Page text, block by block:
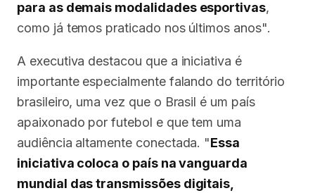
para as demais modalidades esportivas,
como já temos praticado nos últimos anos".
A executiva destacou que a iniciativa é
importante especialmente falando do território
brasileiro, uma vez que o Brasil é um país
apaixonado por futebol e que tem uma
audiência altamente conectada. "Essa
iniciativa coloca o país na vanguarda
mundial das transmissões digitais,